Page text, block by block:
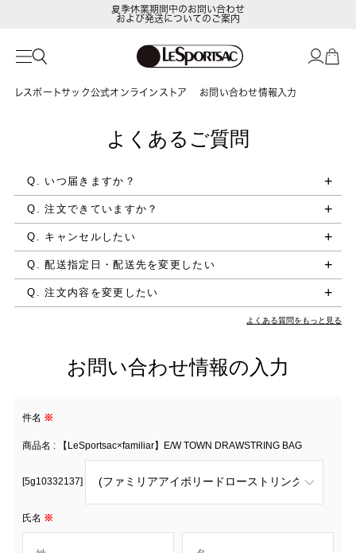
夏季休業期間中のお問い合わせ
および発送についてのご案内
レスポートサック公式オンラインストア お問い合わせ情報入力
よくあるご質問
Q. いつ届きますか？
Q. 注文できていますか？
Q. キャンセルしたい
Q. 配送指定日・配送先を変更したい
Q. 注文内容を変更したい
よくある質問をもっと見る
お問い合わせ情報の入力
件名 ※
商品名 : 【LeSportsac×familiar】E/W TOWN DRAWSTRING BAG
[5g10332137]
氏名 ※